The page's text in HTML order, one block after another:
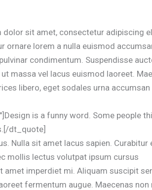
sit amet, consectetur adipiscing
lorem a nulla euismod
condimentum. Suspendisse
massa vel lacus euismod laoreet.
libero, eget sodales urna
is a funny word. Some people
dt_quote]
Nulla sit amet lacus sapien. Curabitur
mollis lectus volutpat ipsum cursus
amet imperdiet mi. Aliquam suscipit
fermentum augue. Maecenas non